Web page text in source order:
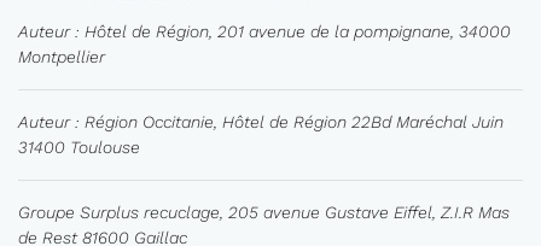
Auteur : Hôtel de Région, 201 avenue de la pompignane, 34000
Montpellier
Auteur : Région Occitanie, Hôtel de Région 22Bd Maréchal Juin
31400 Toulouse
Groupe Surplus recuclage, 205 avenue Gustave Eiffel, Z.I.R Mas
de Rest 81600 Gaillac